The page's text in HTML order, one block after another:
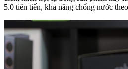
5.0 tiên tiến, khả năng chống nước